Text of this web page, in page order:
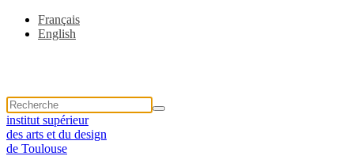
Français
English
institut supérieur
des arts et du design
de Toulouse